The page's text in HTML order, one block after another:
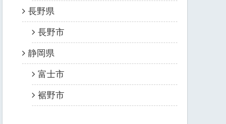
長野県
長野市
静岡県
富士市
裾野市